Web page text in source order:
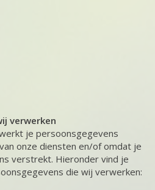
verwerken
je persoonsgegevens
onze diensten en/of omdat je
verstrekt. Hieronder vind je
die wij verwerken: